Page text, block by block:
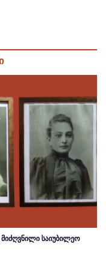
საიუბილეო